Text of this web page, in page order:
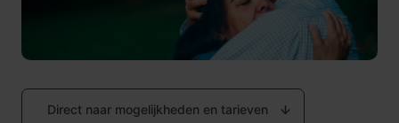
Direct naar mogelijkheden en tarieven